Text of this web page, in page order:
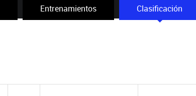
Entrenamientos Clasificación